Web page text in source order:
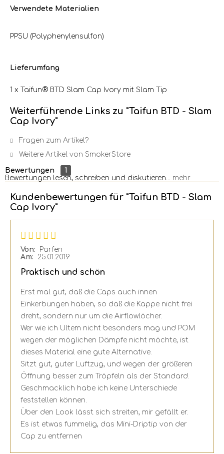
Verwendete Materialien
PPSU (Polyphenylensulfon)
Lieferumfang
1 x Taifun® BTD Slam Cap Ivory mit Slam Tip
Weiterführende Links zu "Taifun BTD - Slam
Cap Ivory"
Fragen zum Artikel?
Weitere Artikel von SmokerStore
Bewertungen
1
Bewertungen lesen, schreiben und diskutieren...
mehr
Kundenbewertungen für "Taifun BTD - Slam
Cap Ivory"
Von:
Parfen
Am:
25.01.2019
Praktisch und schön
Erst mal gut, daß die Caps auch innen
Einkerbungen haben, so daß die Kappe nicht frei
dreht, sondern nur um die Airflowlöcher.
Wer wie ich Ultem nicht besonders mag und POM
wegen der möglichen Dämpfe nicht möchte, ist
dieses Material eine gute Alternative.
Sitzt gut, guter Luftzug, und wegen der größeren
Öffnung besser zum Tröpfeln als der Standard.
Geschmacklich habe ich keine Unterschiede
feststellen können.
Über den Look lässt sich streiten, mir gefällt er.
Es ist etwas fummelig, das Mini-Driptip von der
Cap zu entfernen